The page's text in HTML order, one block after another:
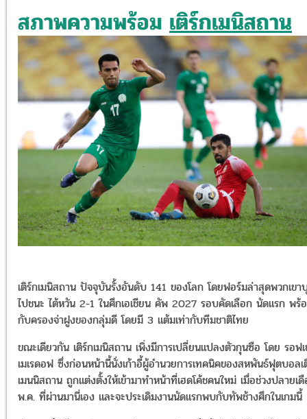
สภาพความพร้อม เติร์กเมนิสถาน
เติร์กเมนิสถาน ปัจจุบันรั้งอันดับ 141 ของโลก โดยฟอร์มล่าสุดพวกเขา
ไปชนะ ไต้หวัน 2-1 ในศึกเอเชียน คัพ 2027 รอบคัดเลือก นัดแรก พร้
กับครองจ่าฝูงของกลุ่มดี โดยมี 3 แต้มเท่ากับทีมชาติไทย
ขณะเดียวกัน เติร์กเมนิสถาน เพิ่งมีการเปลี่ยนแปลงตัวกุนซือ โดย รอฟ
เมเรดอฟ ซึ่งก่อนหน้านี้นั่งเก้าอี้ผู้อำนวยการเทคนิคของสหพันธ์ฟุตบอลเ
เมนนิสถาน ถูกแต่งตั้งให้เข้ามาทำหน้าที่เฮดโค้ชคนใหม่ เมื่อช่วงปลายเ
พ.ค. ที่ผ่านมานี่เอง และจะประเดิมงานนัดแรกพบกับทัพช้างศึกในเกมนี้